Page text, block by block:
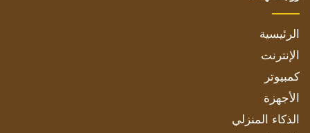
الرئيسية
الإنترنت
كمبيوتر
الأجهزة
الذكاء المنزلي